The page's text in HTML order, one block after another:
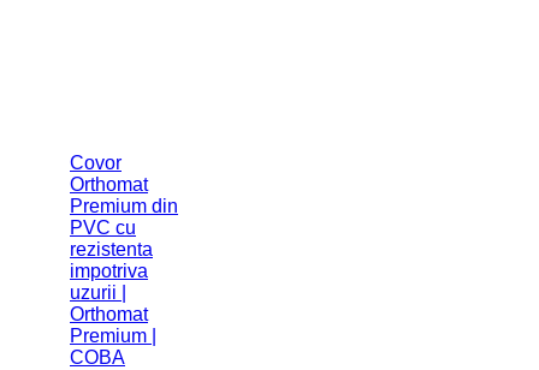
Covor
Orthomat
Premium din
PVC cu
rezistenta
impotriva
uzurii |
Orthomat
Premium |
COBA